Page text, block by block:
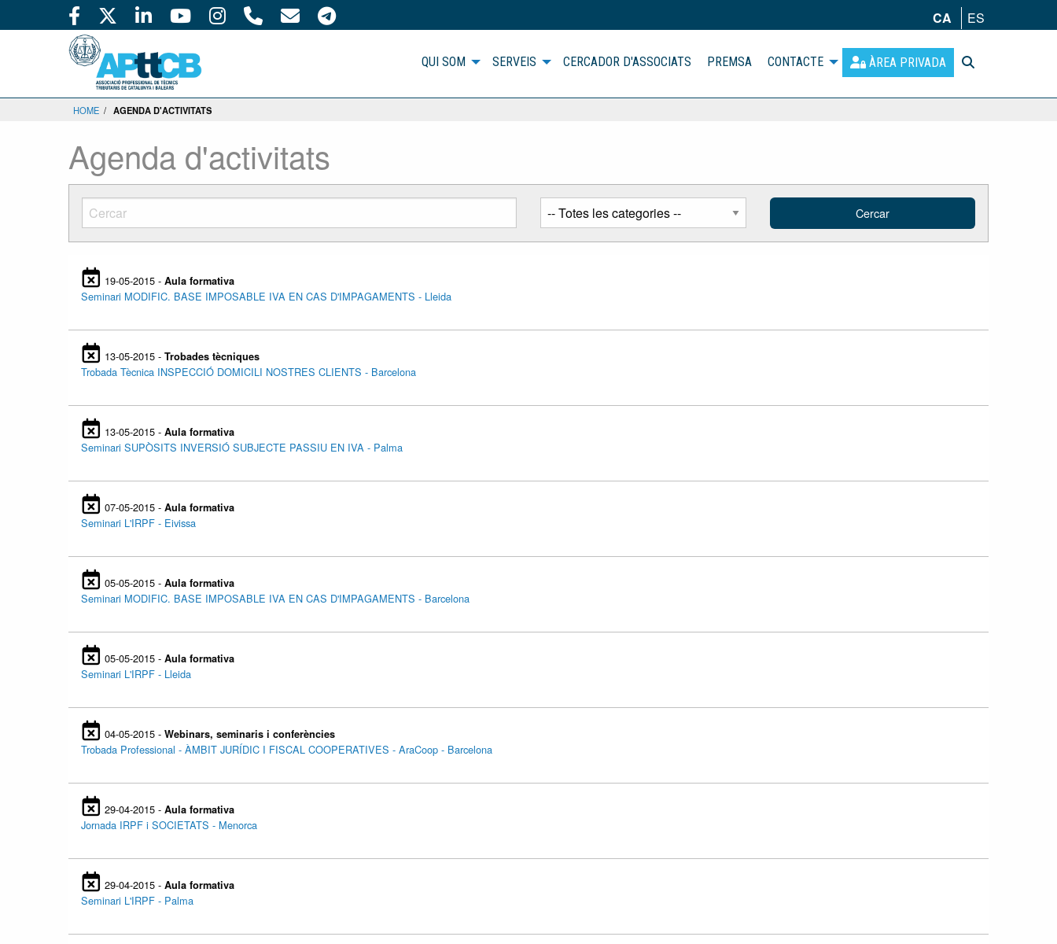
CA ES
QUI SOM SERVEIS CERCADOR D'ASSOCIATS PREMSA CONTACTE ÀREA PRIVADA
HOME / AGENDA D'ACTIVITATS
Agenda d'activitats
19-05-2015 - Aula formativa
Seminari MODIFIC. BASE IMPOSABLE IVA EN CAS D'IMPAGAMENTS - Lleida
13-05-2015 - Trobades tècniques
Trobada Tècnica INSPECCIÓ DOMICILI NOSTRES CLIENTS - Barcelona
13-05-2015 - Aula formativa
Seminari SUPÒSITS INVERSIÓ SUBJECTE PASSIU EN IVA - Palma
07-05-2015 - Aula formativa
Seminari L'IRPF - Eivissa
05-05-2015 - Aula formativa
Seminari MODIFIC. BASE IMPOSABLE IVA EN CAS D'IMPAGAMENTS - Barcelona
05-05-2015 - Aula formativa
Seminari L'IRPF - Lleida
04-05-2015 - Webinars, seminaris i conferències
Trobada Professional - ÀMBIT JURÍDIC I FISCAL COOPERATIVES - AraCoop - Barcelona
29-04-2015 - Aula formativa
Jornada IRPF i SOCIETATS - Menorca
29-04-2015 - Aula formativa
Seminari L'IRPF - Palma